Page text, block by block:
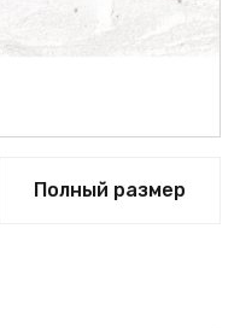
Полный размер